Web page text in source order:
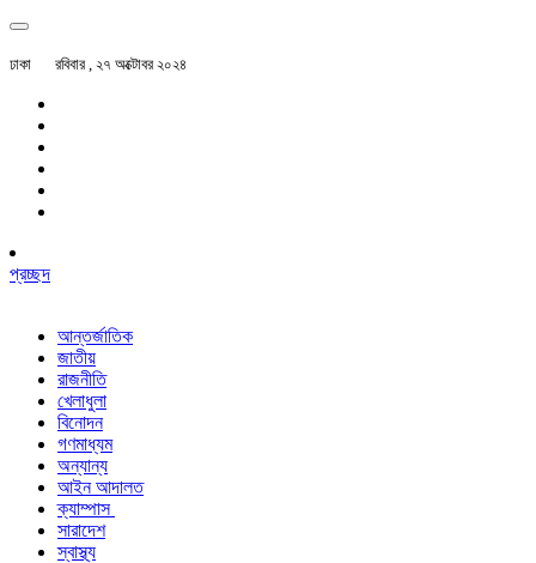
ঢাকা রবিবার , ২৭ অক্টোবর ২০২৪
প্রচ্ছদ
আন্তর্জাতিক
জাতীয়
রাজনীতি
খেলাধুলা
বিনোদন
গণমাধ্যম
অন্যান্য
আইন আদালত
ক্যাম্পাস
সারাদেশ
স্বাস্থ্য